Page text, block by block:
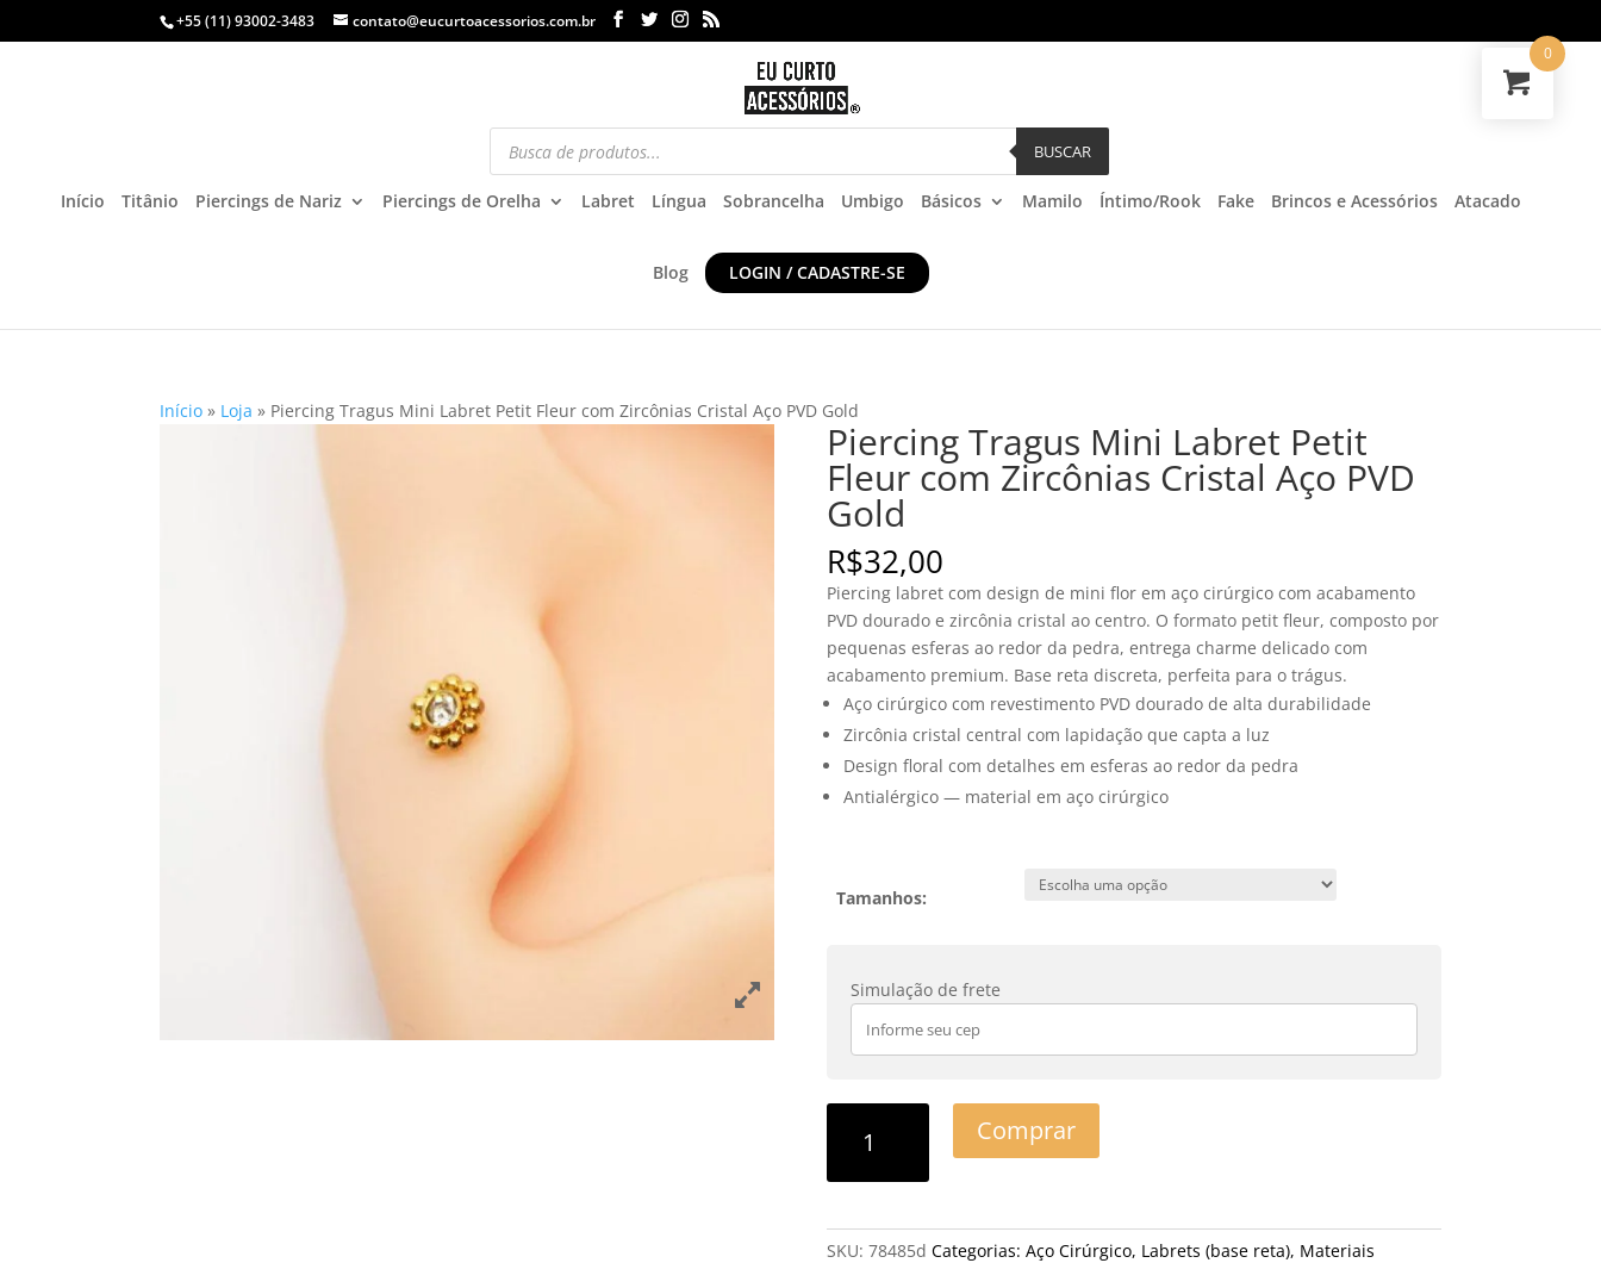
+55 (11) 93002-3483 contato@eucurtoacessorios.com.br
BUSCAR
Início Titânio Piercings de Nariz Piercings de Orelha Labret Língua Sobrancelha Umbigo Básicos Mamilo Íntimo/Rook Fake Brincos e Acessórios Atacado
Blog LOGIN / CADASTRE-SE
Início » Loja » Piercing Tragus Mini Labret Petit Fleur com Zircônias Cristal Aço PVD Gold
Piercing Tragus Mini Labret Petit
Fleur com Zircônias Cristal Aço PVD
Gold
R$32,00
Piercing labret com design de mini flor em aço cirúrgico com acabamento
PVD dourado e zircônia cristal ao centro. O formato petit fleur, composto por
pequenas esferas ao redor da pedra, entrega charme delicado com
acabamento premium. Base reta discreta, perfeita para o trágus.
Aço cirúrgico com revestimento PVD dourado de alta durabilidade
Zircônia cristal central com lapidação que capta a luz
Design floral com detalhes em esferas ao redor da pedra
Antialérgico — material em aço cirúrgico
Tamanhos:
Simulação de frete
Comprar
SKU: 78485d Categorias: Aço Cirúrgico, Labrets (base reta), Materiais
0